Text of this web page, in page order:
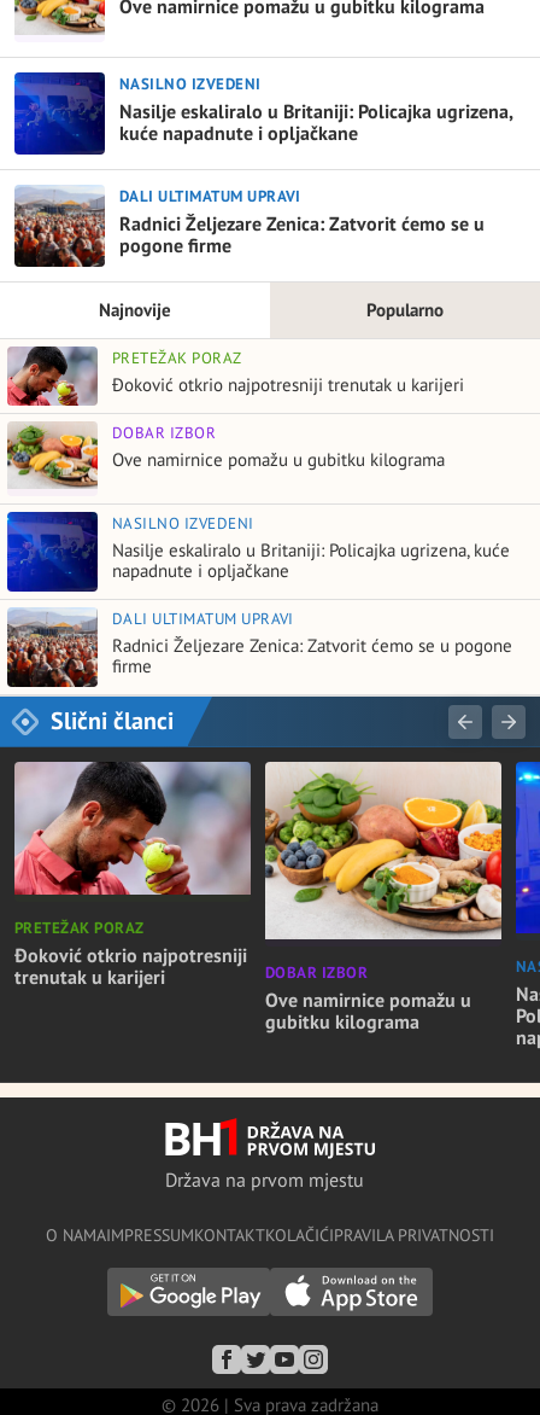
Ove namirnice pomažu u gubitku kilograma
NASILNO IZVEDENI
Nasilje eskaliralo u Britaniji: Policajka ugrizena,
kuće napadnute i opljačkane
DALI ULTIMATUM UPRAVI
Radnici Željezare Zenica: Zatvorit ćemo se u
pogone firme
Najnovije Popularno
PRETEŽAK PORAZ
Đoković otkrio najpotresniji trenutak u karijeri
DOBAR IZBOR
Ove namirnice pomažu u gubitku kilograma
NASILNO IZVEDENI
Nasilje eskaliralo u Britaniji: Policajka ugrizena, kuće
napadnute i opljačkane
DALI ULTIMATUM UPRAVI
Radnici Željezare Zenica: Zatvorit ćemo se u pogone
firme
Slični članci
PRETEŽAK PORAZ
Đoković otkrio najpotresniji
trenutak u karijeri
DOBAR IZBOR
Ove namirnice pomažu u
gubitku kilograma
Država na prvom mjestu
O NAMAIMPRESSUMKONTAKTKOLAČIĆIPRAVILA PRIVATNOSTI
© 2026 | Sva prava zadržana